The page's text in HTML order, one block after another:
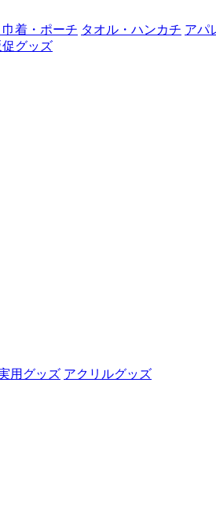
着・ポーチ タオル・ハンカチ アパ
促グッズ
用グッズ アクリルグッズ